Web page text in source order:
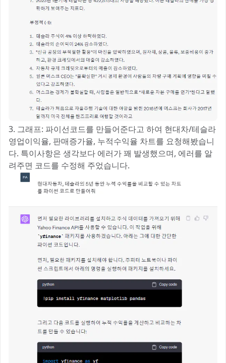
3. 그래프: 파이선코드를 만들어준다고 하여 현대차/테슬라
영업이익율, 판매증가율, 누적수익율 차트를 요청해봤습니
다. 특이사항은 생각보다 에러가 꽤 발생했으며, 에러를 알
려주면 코드를 수정해 주었습니다.